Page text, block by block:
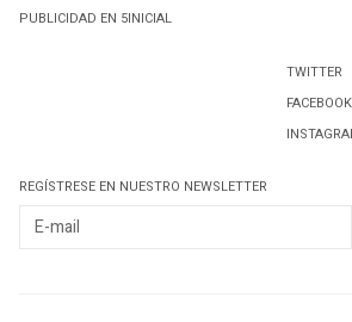
PUBLICIDAD EN 5INICIAL
TWITTER
FACEBOOK
REGÍSTRESE EN NUESTRO NEWSLETTER